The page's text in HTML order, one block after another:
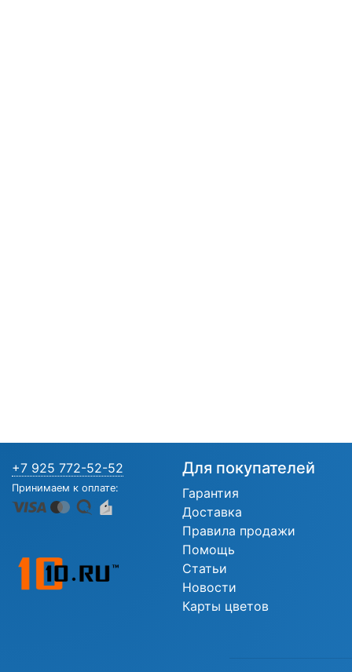
+7 925 772-52-52
Принимаем к оплате:
Для покупателей
Гарантия
Доставка
Правила продажи
Помощь
Статьи
Новости
Карты цветов